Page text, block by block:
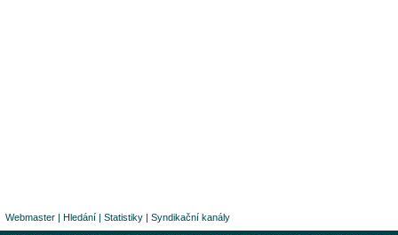
Webmaster | Hledání | Statistiky | Syndikační kanály